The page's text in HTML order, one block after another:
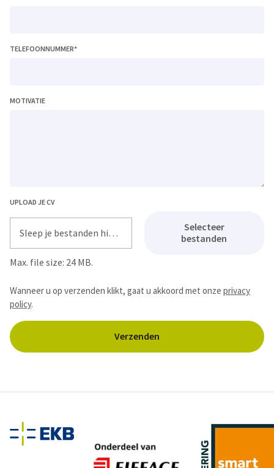
TELEFOONNUMMER*
MOTIVATIE
UPLOAD JE CV
Sleep je bestanden hier of
Selecteer
bestanden
Max. file size: 24 MB.
Wanneer u op verzenden klikt, gaat u akkoord met onze privacy
policy.